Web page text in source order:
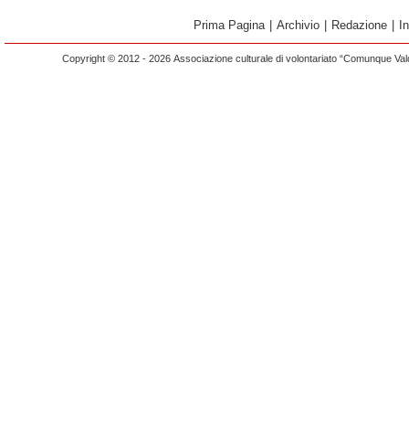
Prima Pagina | Archivio | Redazione |
Copyright © 2012 - 2026 Associazione culturale di volontariato “Comunque